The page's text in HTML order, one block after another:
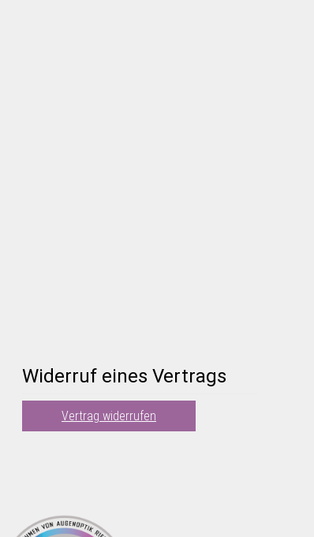
Widerruf eines Vertrags
Vertrag widerrufen